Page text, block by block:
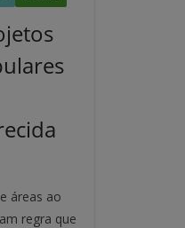
áreas ao
regra que